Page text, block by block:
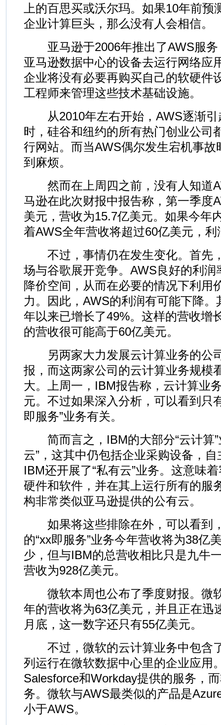
上的百思买或沃尔玛。如果10年前
企业计算巨头，那么没有人会相信。
亚马逊于2006年推出了AWS服务
亚马逊数据中心的设备去运行网络应
企业将没有必要再购买自己的软硬件
工程师来管理这些技术基础设施。
从2010年左右开始，AWS逐渐引
时，硅谷和纽约的所有热门创业公司
行网站。而当AWS偶尔发生宕机事
到麻烦。
然而在上周四之前，没有人知道
马逊在此次财报中报告称，第一季度
美元，营收为15.7亿美元。如果今年
着AWS全年营收将超过60亿美元，
不过，事情仍在发生变化。首先
场与谷歌展开竞争。AWS良好的利
降价空间，从而在必要的情况下利用
力。因此，AWS的利润有可能下降
年以来已增长了49%。这样的营收增
的营收很可能高于60亿美元。
另两家大力发展云计算业务的公
报，而这两家公司的云计算业务规模
大。上周一，IBM报告称，云计算业
元。不过如果深入分析，可以看到只
即服务”业务有关。
简而言之，IBM的大部分“云计算”
云”，这其中仍包括企业采购设备，
IBM还开展了“私有云”业务。这意味
硬件和软件，并在其上运行所有的服
构非常类似亚马逊提供的公有云。
如果将这些排除在外，可以看到
的“xx即服务”业务今年营收将为38亿
少，但与IBM的总营收相比只是九牛
营收为928亿美元。
微软本周也公布了季度财报。微
年的营收将为63亿美元，并且正在迅
月底，这一数字还只有55亿美元。
不过，微软的云计算业务中包含
列运行在微软数据中心里的企业应用
Salesforce和Workday提供的服务，
务。微软与AWS最类似的产品是
小于AWS。